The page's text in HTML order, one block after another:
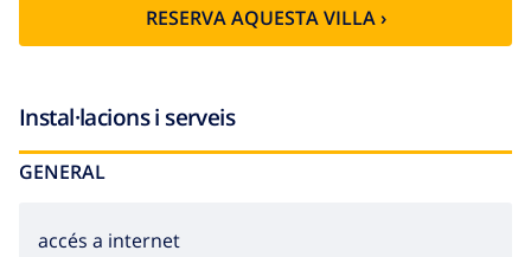
RESERVA AQUESTA VILLA ›
Instal·lacions i serveis
GENERAL
accés a internet